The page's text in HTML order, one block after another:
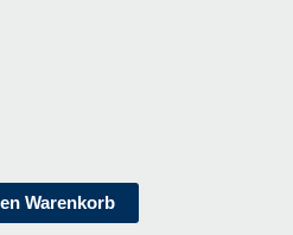
Warenkorb